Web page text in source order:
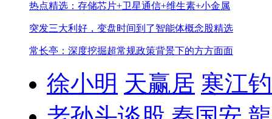
热点精选：存储芯片+卫星通信+维生素+小金属
突发三大利好，变盘时间到了智能体概念股精选
常长亭：深度挖掘超常规政策背景下的方方面面
徐小明 天赢居 寒江